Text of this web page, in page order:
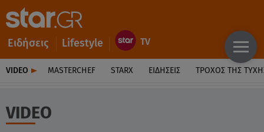
Ειδήσεις Lifestyle
VIDEO MASTERCHEF STARX ΕΙΔΉΣΕΙΣ ΤΡΟΧΌΣ ΤΗΣ
VIDEO